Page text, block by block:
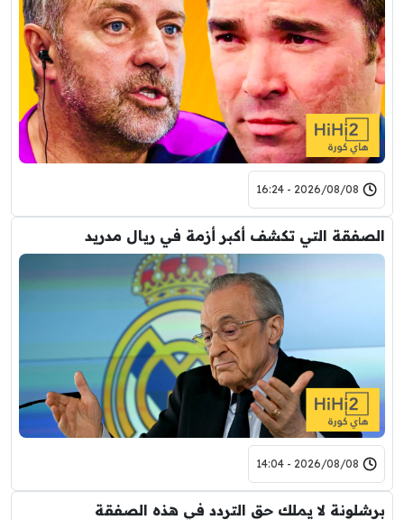
2026/08/08 - 16:24
الصفقة التي تكشف أكبر أزمة في ريال مدريد
2026/08/08 - 14:04
برشلونة لا يملك حق التردد في هذه الصفقة